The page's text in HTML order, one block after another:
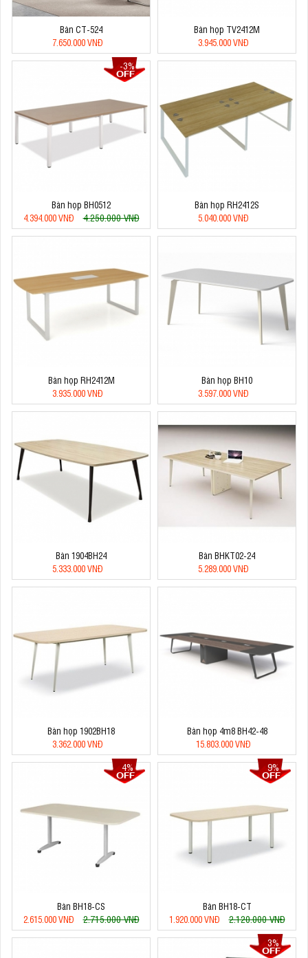
Bàn CT-524
7.650.000 VNĐ
Bàn họp TV2412M
3.945.000 VNĐ
-3%
Bàn họp BH0512
4.394.000 VNĐ
4.250.000 VNĐ
Bàn họp RH2412S
5.040.000 VNĐ
Bàn họp RH2412M
3.935.000 VNĐ
Bàn họp BH10
3.597.000 VNĐ
Bàn 1904BH24
5.333.000 VNĐ
Bàn BHKT02-24
5.289.000 VNĐ
Bàn họp 1902BH18
3.362.000 VNĐ
Bàn họp 4m8 BH42-48
15.803.000 VNĐ
4%
Bàn BH18-CS
2.615.000 VNĐ
2.715.000 VNĐ
9%
Bàn BH18-CT
1.920.000 VNĐ
2.120.000 VNĐ
3%